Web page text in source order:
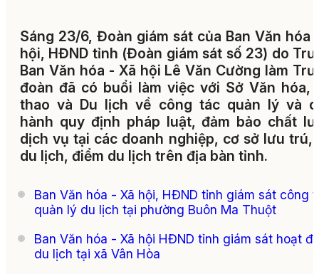
Sáng 23/6, Đoàn giám sát của Ban Văn hóa
hội, HĐND tỉnh (Đoàn giám sát số 23) do
Ban Văn hóa - Xã hội Lê Văn Cường làm
đoàn đã có buổi làm việc với Sở Văn hóa,
thao và Du lịch về công tác quản lý và
hành quy định pháp luật, đảm bảo chất
dịch vụ tại các doanh nghiệp, cơ sở lưu trú,
du lịch, điểm du lịch trên địa bàn tỉnh.
Ban Văn hóa - Xã hội, HĐND tỉnh giám sát công
quản lý du lịch tại phường Buôn Ma Thuột
Ban Văn hóa - Xã hội HĐND tỉnh giám sát hoạt
du lịch tại xã Vân Hòa